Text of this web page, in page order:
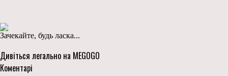
Зачекайте, будь ласка...
Дивіться легально на MEGOGO
Коментарі